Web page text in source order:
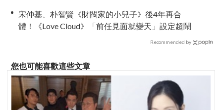
宋仲基、朴智賢《財閥家的小兒子》後4年再合
體！《Love Cloud》「前任見面就變天」設定超鬧
Recommended by
您也可能喜歡這些文章